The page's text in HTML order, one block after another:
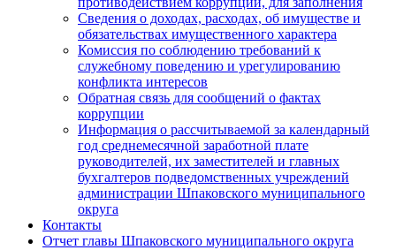
Сведения о доходах, расходах, об имуществе и
обязательствах имущественного характера
Комиссия по соблюдению требований к
служебному поведению и урегулированию
конфликта интересов
Обратная связь для сообщений о фактах
коррупции
Информация о рассчитываемой за календарный
год среднемесячной заработной плате
руководителей, их заместителей и главных
бухгалтеров подведомственных учреждений
администрации Шпаковского муниципального
округа
Контакты
Отчет главы Шпаковского муниципального округа